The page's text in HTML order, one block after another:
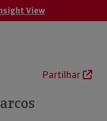
View
Partilhar